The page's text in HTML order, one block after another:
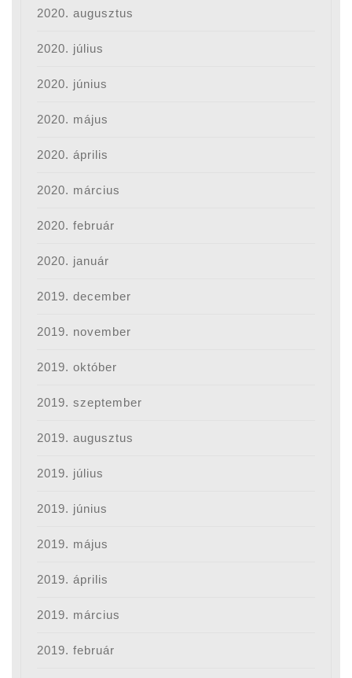
2020. augusztus
2020. július
2020. június
2020. május
2020. április
2020. március
2020. február
2020. január
2019. december
2019. november
2019. október
2019. szeptember
2019. augusztus
2019. július
2019. június
2019. május
2019. április
2019. március
2019. február